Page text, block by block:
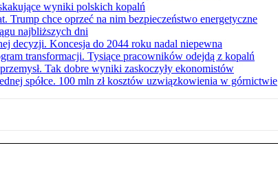
wyniki polskich kopalń
Trump chce oprzeć na nim bezpieczeństwo energetyczne
najbliższych dni
decyzji. Koncesja do 2044 roku nadal niepewna
transformacji. Tysiące pracowników odejdą z kopalń
Tak dobre wyniki zaskoczyły ekonomistów
spółce. 100 mln zł kosztów uzwiązkowienia w górnictwie